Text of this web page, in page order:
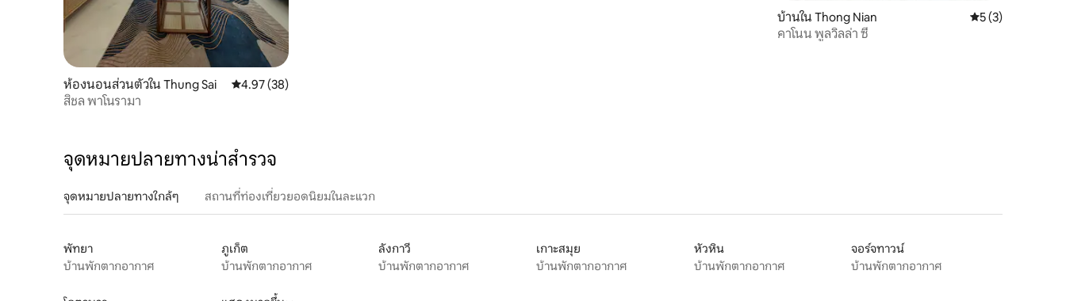
ห้องนอนส่วนตัวใน Thung Sai คะแนนเฉลี่ย 4.97 จาก 5, 38 รีวิว
4.97 (38)
สิชล พาโนรามา
บ้านใน Thong Nian คะแนนเฉลี่ย 5 จา
5 (3)
คาโนน พูลวิลล่า ซี
จุดหมายปลายทางน่าสำรวจ
จุดหมายปลายทางใกล้ๆ สถานที่ท่องเที่ยวยอดนิยมในละแวก
พัทยา
บ้านพักตากอากาศ
ภูเก็ต
บ้านพักตากอากาศ
ลังกาวี
บ้านพักตากอากาศ
เกาะสมุย
บ้านพักตากอากาศ
หัวหิน
บ้านพักตากอากาศ
จอร์จทาวน์
บ้านพักตากอากาศ